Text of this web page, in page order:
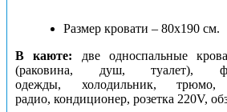
Размер кровати – 80х190 см.
В каюте: две односпальные
(раковина, душ,
одежды, холодильник, трюмо,
радио, кондиционер, розетка 220V,